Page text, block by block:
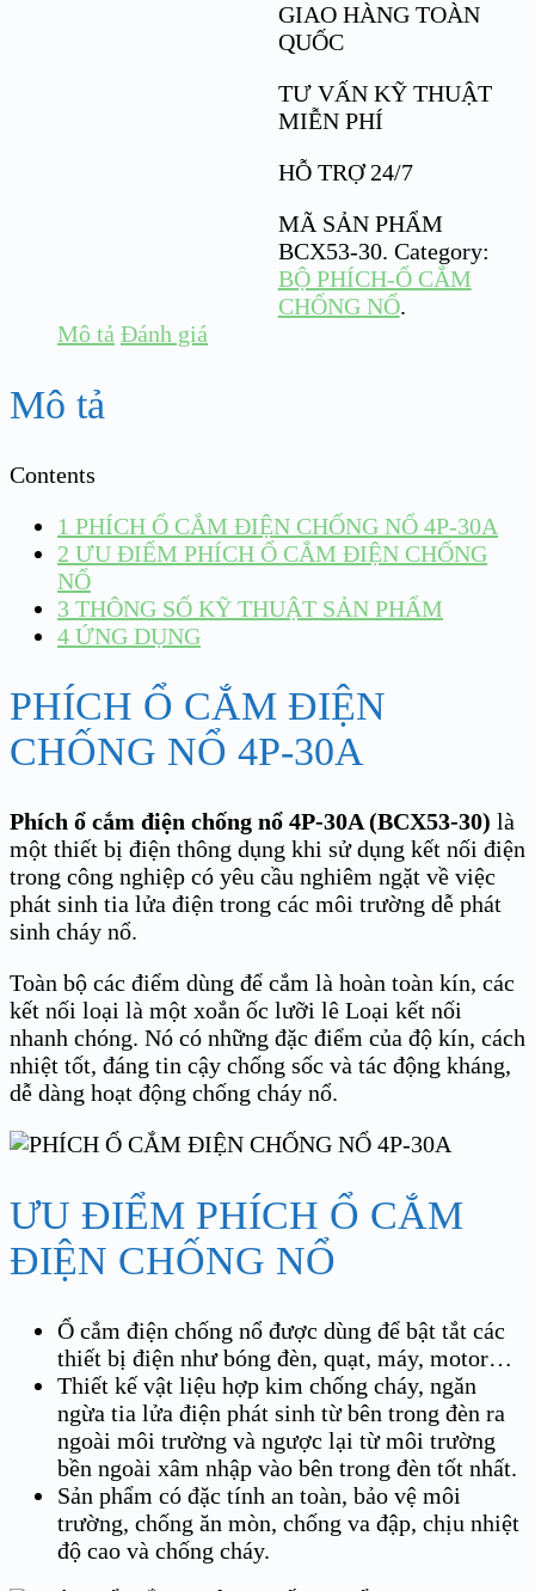
GIAO HÀNG TOÀN
QUỐC
TƯ VẤN KỸ THUẬT
MIỄN PHÍ
HỖ TRỢ 24/7
MÃ SẢN PHẨM
BCX53-30. Category:
BỘ PHÍCH-Ổ CẮM
CHỐNG NỔ.
Mô tả Đánh giá
Mô tả
Contents
1 PHÍCH Ổ CẮM ĐIỆN CHỐNG NỔ 4P-30A
2 ƯU ĐIỂM PHÍCH Ổ CẮM ĐIỆN CHỐNG
NỔ
3 THÔNG SỐ KỸ THUẬT SẢN PHẨM
4 ỨNG DỤNG
PHÍCH Ổ CẮM ĐIỆN
CHỐNG NỔ 4P-30A
Phích ổ cắm điện chống nổ 4P-30A (BCX53-30) là
một thiết bị điện thông dụng khi sử dụng kết nối điện
trong công nghiệp có yêu cầu nghiêm ngặt về việc
phát sinh tia lửa điện trong các môi trường dễ phát
sinh cháy nổ.
Toàn bộ các điểm dùng để cắm là hoàn toàn kín, các
kết nối loại là một xoắn ốc lưỡi lê Loại kết nối
nhanh chóng. Nó có những đặc điểm của độ kín, cách
nhiệt tốt, đáng tin cậy chống sốc và tác động kháng,
dễ dàng hoạt động chống cháy nổ.
ƯU ĐIỂM PHÍCH Ổ CẮM
ĐIỆN CHỐNG NỔ
Ổ cắm điện chống nổ được dùng để bật tắt các
thiết bị điện như bóng đèn, quạt, máy, motor…
Thiết kế vật liệu hợp kim chống cháy, ngăn
ngừa tia lửa điện phát sinh từ bên trong đèn ra
ngoài môi trường và ngược lại từ môi trường
bền ngoài xâm nhập vào bên trong đèn tốt nhất.
Sản phẩm có đặc tính an toàn, bảo vệ môi
trường, chống ăn mòn, chống va đập, chịu nhiệt
độ cao và chống cháy.